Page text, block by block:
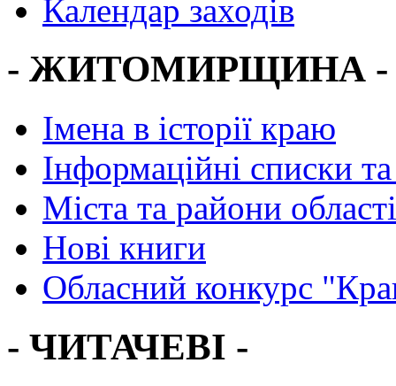
Календар заходів
- ЖИТОМИРЩИНА -
Імена в історії краю
Інформаційні списки
Міста та райони області
Нові книги
Обласний конкурс
- ЧИТАЧЕВІ -